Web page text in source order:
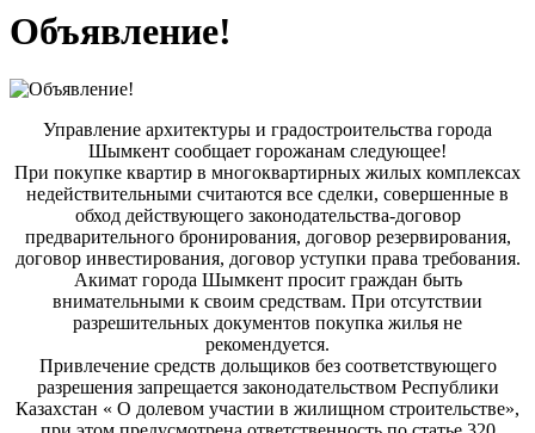
Объявление!
Управление архитектуры и градостроительства города
Шымкент сообщает горожанам следующее!
При покупке квартир в многоквартирных жилых комплексах
недействительными считаются все сделки, совершенные в
обход действующего законодательства-договор
предварительного бронирования, договор резервирования,
договор инвестирования, договор уступки права требования.
Акимат города Шымкент просит граждан быть
внимательными к своим средствам. При отсутствии
разрешительных документов покупка жилья не
рекомендуется.
Привлечение средств дольщиков без соответствующего
разрешения запрещается законодательством Республики
Казахстан « О долевом участии в жилищном строительстве»,